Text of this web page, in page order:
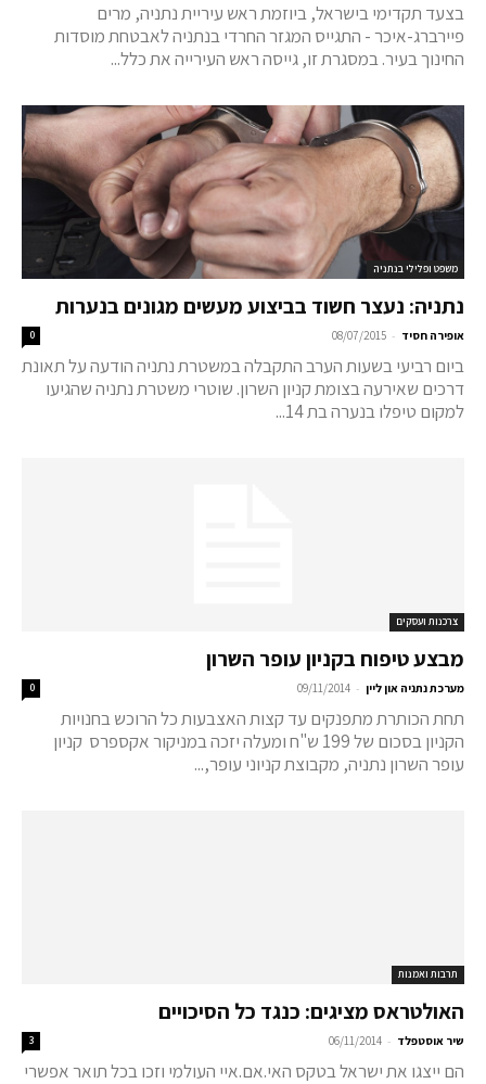
בצעד תקדימי בישראל, ביוזמת ראש עיריית נתניה, מרים
פיירברג-איכר - התגייס המגזר החרדי בנתניה לאבטחת מוסדות
החינוך בעיר. במסגרת זו, גייסה ראש העירייה את כלל...
משפט ופלילי בנתניה
נתניה: נעצר חשוד בביצוע מעשים מגונים בנערות
אופירה חסיד -
08/07/2015
0
ביום רביעי בשעות הערב התקבלה במשטרת נתניה הודעה על תאונת
דרכים שאירעה בצומת קניון השרון. שוטרי משטרת נתניה שהגיעו
למקום טיפלו בנערה בת 14...
צרכנות ועסקים
מבצע טיפוח בקניון עופר השרון
מערכת נתניה און ליין -
09/11/2014
0
תחת הכותרת מתפנקים עד קצות האצבעות כל הרוכש בחנויות
הקניון בסכום של 199 ש"ח ומעלה יזכה במניקור אקספרס קניון
עופר השרון נתניה, מקבוצת קניוני עופר,...
תרבות ואמנות
האולטראס מציגים: כנגד כל הסיכויים
שיר אוסטפלד -
06/11/2014
3
הם ייצגו את ישראל בטקס האי.אם.איי העולמי וזכו בכל תואר אפשרי